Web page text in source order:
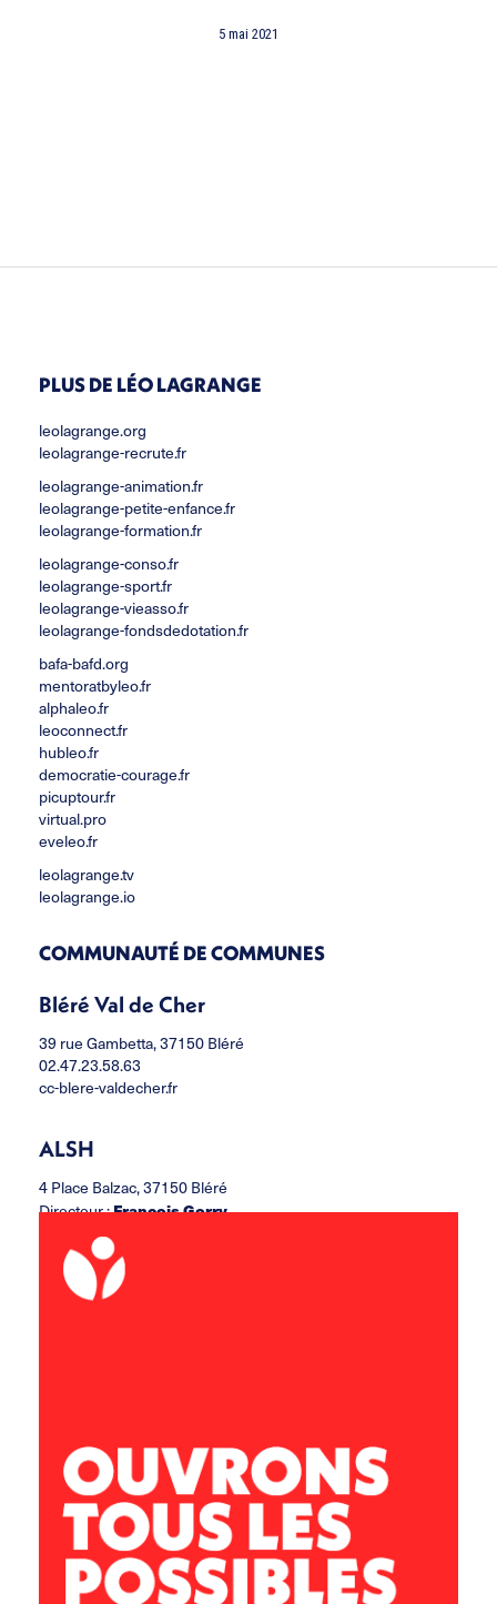
5 mai 2021
PLUS DE LÉO LAGRANGE
leolagrange.org
leolagrange-recrute.fr
leolagrange-animation.fr
leolagrange-petite-enfance.fr
leolagrange-formation.fr
leolagrange-conso.fr
leolagrange-sport.fr
leolagrange-vieasso.fr
leolagrange-fondsdedotation.fr
bafa-bafd.org
mentoratbyleo.fr
alphaleo.fr
leoconnect.fr
hubleo.fr
democratie-courage.fr
picuptour.fr
virtual.pro
eveleo.fr
leolagrange.tv
leolagrange.io
COMMUNAUTÉ DE COMMUNES
Bléré Val de Cher
39 rue Gambetta, 37150 Bléré
02.47.23.58.63
cc-blere-valdecher.fr
ALSH
4 Place Balzac, 37150 Bléré
Directeur :François Gorry
ccbvc.alsh@leolagrange.org
02.47.30.37.06
06.11.33.47.85
07.77.49.12.09